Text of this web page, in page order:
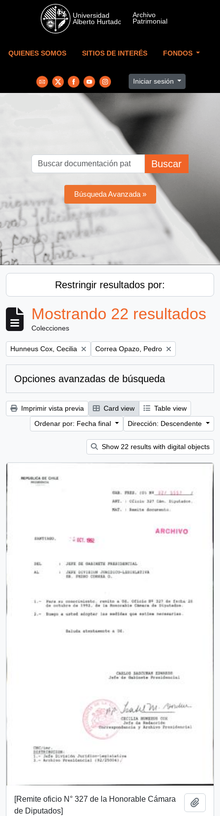
Skip to main content
QUIENES SOMOS SITIOS DE INTERÉS FONDOS
Iniciar sesión
Buscar
Búsqueda Avanzada »
Restringir resultados por:
Mostrando 22 resultados
Colecciones
Remove filter:
Hunneus Cox, Cecilia Remove filter:
Correa Opazo, Pedro
Opciones avanzadas de búsqueda
Imprimir vista previa Card view
Table view
Ordenar por: Fecha final
Dirección: Descendente
Show 22 results with digital objects
[Remite oficio N° 327 de la Honorable Cámara
de Diputados]